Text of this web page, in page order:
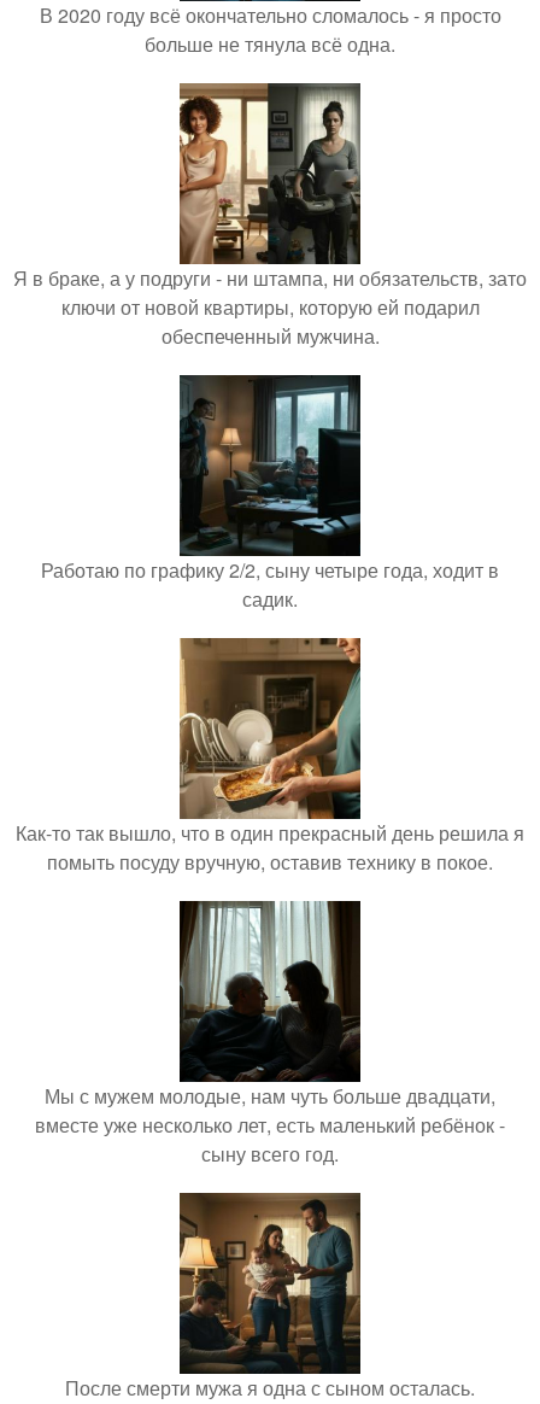
В 2020 году всё окончательно сломалось - я просто
больше не тянула всё одна.
Я в браке, а у подруги - ни штампа, ни обязательств, зато
ключи от новой квартиры, которую ей подарил
обеспеченный мужчина.
Работаю по графику 2/2, сыну четыре года, ходит в
садик.
Как-то так вышло, что в один прекрасный день решила я
помыть посуду вручную, оставив технику в покое.
Мы с мужем молодые, нам чуть больше двадцати,
вместе уже несколько лет, есть маленький ребёнок -
сыну всего год.
После смерти мужа я одна с сыном осталась.